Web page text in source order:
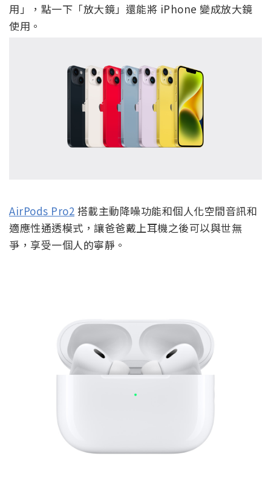
用」，點一下「放大鏡」還能將 iPhone 變成放大鏡
使用。
AirPods Pro2 搭載主動降噪功能和個人化空間音訊和
適應性通透模式，讓爸爸戴上耳機之後可以與世無
爭，享受一個人的寧靜。